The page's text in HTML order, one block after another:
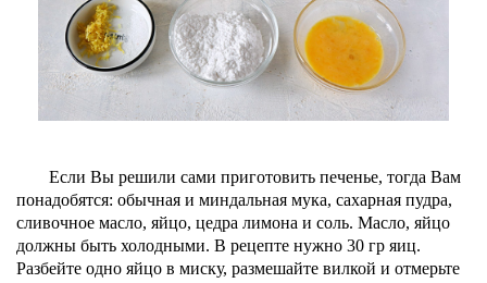
Если Вы решили сами приготовить печенье, тогда Вам
понадобятся: обычная и миндальная мука, сахарная пудра,
сливочное масло, яйцо, цедра лимона и соль. Масло, яйцо
должны быть холодными. В рецепте нужно 30 гр яиц.
Разбейте одно яйцо в миску, размешайте вилкой и отмерьте